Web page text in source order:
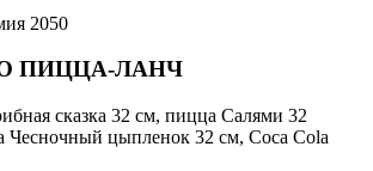
2050
ПИЦЦА-ЛАНЧ
сказка 32 см, пицца Салями 32
Чесночный цыпленок 32 см, Coca Cola